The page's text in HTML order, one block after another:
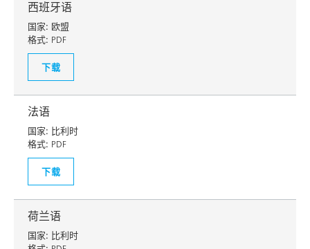
西班牙语
国家: 欧盟
格式: PDF
下载
法语
国家: 比利时
格式: PDF
下载
荷兰语
国家: 比利时